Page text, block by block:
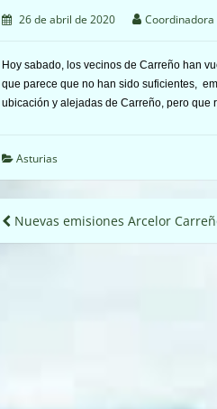
26 de abril de 2020 Coordinadora
Hoy sabado, los vecinos de Carreño han
que parece que no han sido suficientes,
ubicación y alejadas de Carreño, pero que
Asturias
Navegación
de
Nuevas emisiones Arcelor